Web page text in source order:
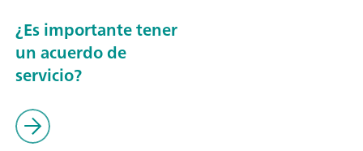
¿Es importante tener
un acuerdo de
servicio?